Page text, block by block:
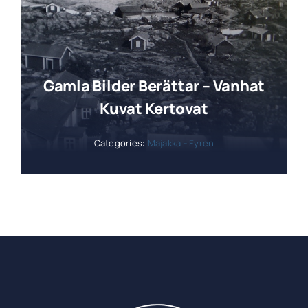
Gamla Bilder Berättar – Vanhat
Kuvat Kertovat
Categories: Majakka - Fyren